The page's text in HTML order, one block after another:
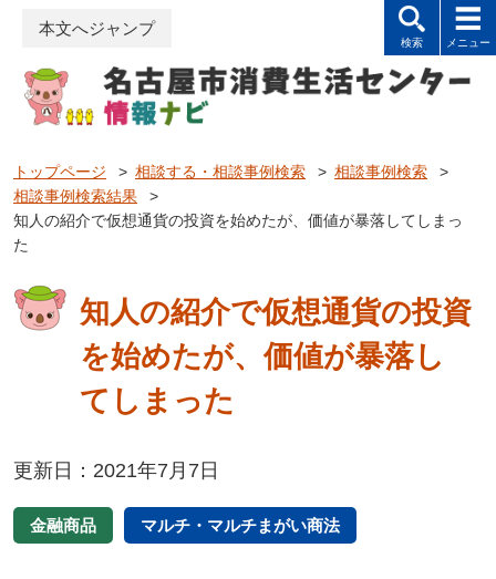
本文へジャンプ
トップページ > 相談する・相談事例検索 > 相談事例検索
>
相談事例検索結果
>
知人の紹介で仮想通貨の投資を始めたが、価値が暴落してしまっ
た
知人の紹介で仮想通貨の投資
を始めたが、価値が暴落し
てしまった
更新日：2021年7月7日
金融商品 マルチ・マルチまがい商法